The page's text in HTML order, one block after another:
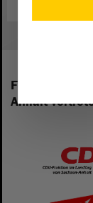
Folgende
Anhalt